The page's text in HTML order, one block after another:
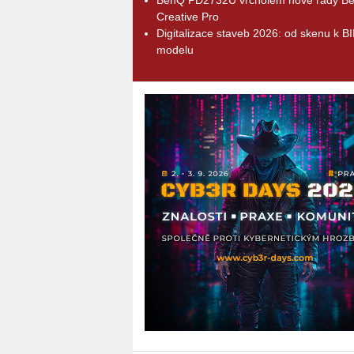
Creative Pro
Digitalizace staveb 2026: od skenu k
modelu